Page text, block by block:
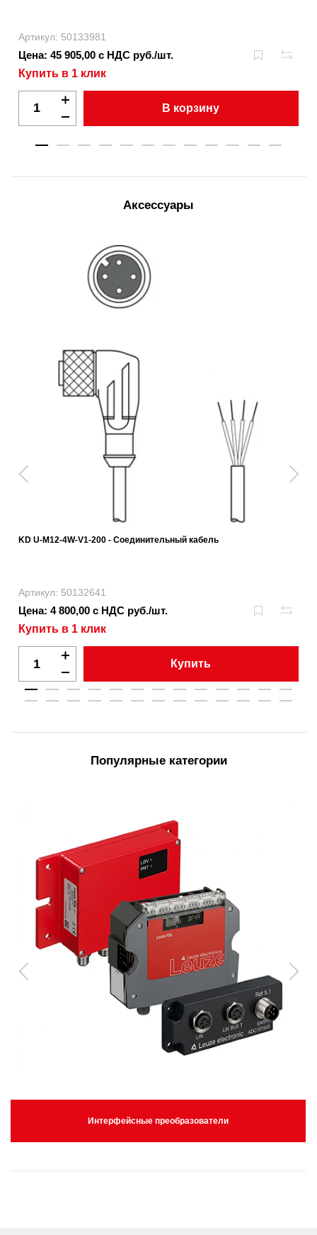
Артикул: 50133981
Цена: 45 905,00 с НДС руб./шт.
Купить в 1 клик
В корзину
Аксессуары
KD U-M12-4W-V1-200 - Соединительный кабель
Артикул: 50132641
Цена: 4 800,00 с НДС руб./шт.
Купить в 1 клик
Купить
Популярные категории
Интерфейсные преобразователи